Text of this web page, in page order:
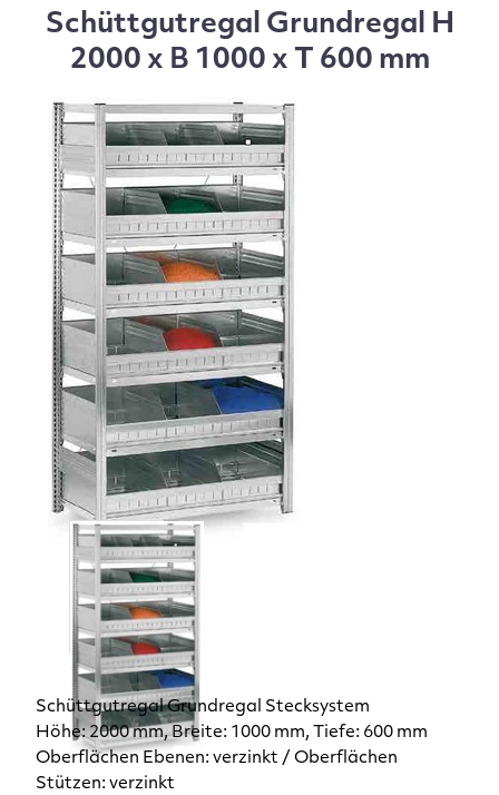
Schüttgutregal Grundregal H
2000 x B 1000 x T 600 mm
Schüttgutregal Grundregal Stecksystem
Höhe: 2000 mm, Breite: 1000 mm, Tiefe: 600 mm
Oberflächen Ebenen: verzinkt / Oberflächen
Stützen: verzinkt